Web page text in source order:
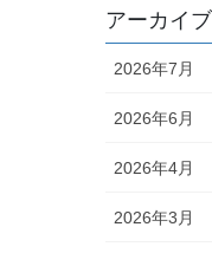
アーカイブ
2026年7月
2026年6月
2026年4月
2026年3月